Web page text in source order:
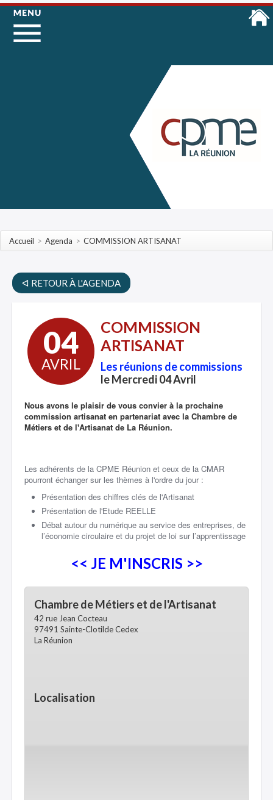
Accueil > Agenda > COMMISSION ARTISANAT
ᐊ RETOUR À L'AGENDA
04
AVRIL
COMMISSION
ARTISANAT
Les réunions de commissions
le Mercredi 04 Avril
Nous avons le plaisir de vous convier à la prochaine
commission artisanat en partenariat avec la Chambre de
Métiers et de l'Artisanat de La Réunion.
Les adhérents de la CPME Réunion et ceux de la CMAR
pourront échanger sur les thèmes à l'ordre du jour :
Présentation des chiffres clés de l'Artisanat
Présentation de l'Etude REELLE
Débat autour du numérique au service des entreprises, de
l’économie circulaire et du projet de loi sur l’apprentissage
<< JE M'INSCRIS >>
Chambre de Métiers et de l'Artisanat
42 rue Jean Cocteau
97491 Sainte-Clotilde Cedex
La Réunion
Localisation